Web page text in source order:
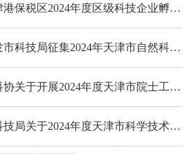
• 【公告通知】关于天津港保税区2024年度区级科技企业孵化器、众创空间认定名单的公告
• 【申报通知】关于转发市科技局征集2024年天津市自然科学基金项目的通知
• 【申报通知】保税区科协关于开展2024年度天津市院士工作站、院士专家协同创新中心认定申报工作的通知
• 【申报通知】保税区科技局关于2024年度天津市科学技术奖提名和预申报工作的通知